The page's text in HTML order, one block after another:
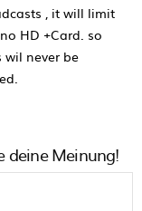
, it will limit
HD +Card. so
wil never be
deine Meinung!